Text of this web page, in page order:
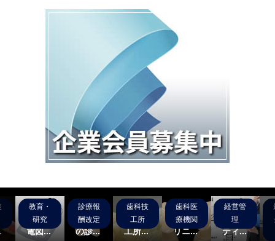
教育・
研究
睡眠時
歯科筋
電図...
診療報
酬改定
2020
年4月
の診...
歯科技
工所
テス
ト：技
工所...
歯科医
療機関
テスト
歯科ク
リニ...
経営管
理
デジタ
ルデン
ティ...